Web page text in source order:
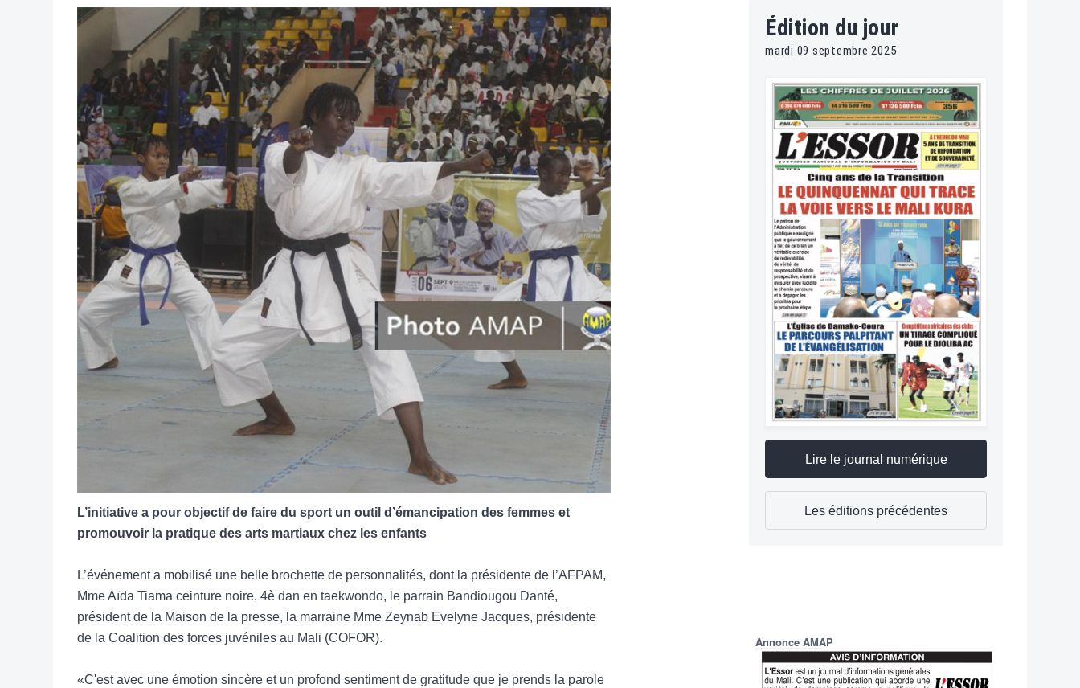
L’initiative a pour objectif de faire du sport un outil d’émancipation des femmes et
promouvoir la pratique des arts martiaux chez les enfants
L’événement a mobilisé une belle brochette de personnalités, dont la présidente de l’AFPAM,
Mme Aïda Tiama ceinture noire, 4è dan en taekwondo, le parrain Bandiougou Danté,
président de la Maison de la presse, la marraine Mme Zeynab Evelyne Jacques, présidente
de la Coalition des forces juvéniles au Mali (COFOR).
«C'est avec une émotion sincère et un profond sentiment de gratitude que je prends la parole
Édition du jour
mardi 09 septembre 2025
Lire le journal numérique
Les éditions précédentes
Annonce AMAP